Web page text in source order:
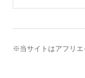
※当サイトはアフリエ